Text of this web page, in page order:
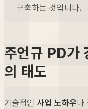
구축하는 것입니다.
주언규 PD가
의 태도
기술적인 사업 노하우나